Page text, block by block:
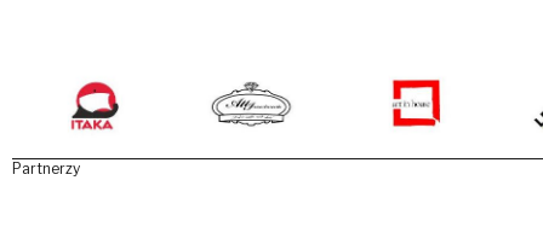
Partnerzy